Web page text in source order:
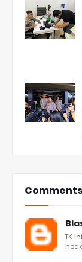
Comments
TK